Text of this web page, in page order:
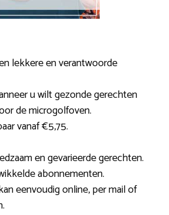
lekkere en verantwoorde
u wilt gezonde gerechten
de microgolfoven.
vanaf €5,75.
en gevarieerde gerechten.
abonnementen.
eenvoudig online, per mail of